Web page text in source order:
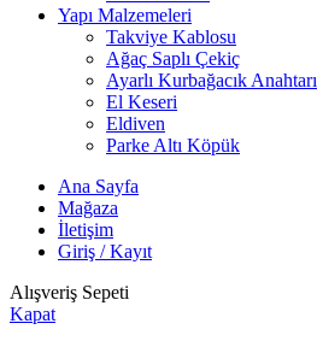
Yapı Malzemeleri
Takviye Kablosu
Ağaç Saplı Çekiç
Ayarlı Kurbağacık Anahtarı
El Keseri
Eldiven
Parke Altı Köpük
Ana Sayfa
Mağaza
İletişim
Giriş / Kayıt
Alışveriş Sepeti
Kapat